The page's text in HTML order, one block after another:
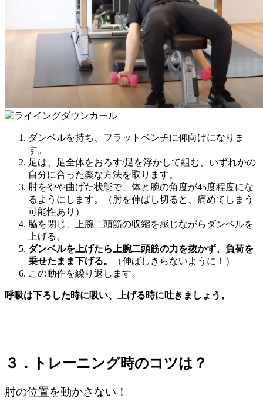
ダンベルを持ち、フラットベンチに仰向けになりま
す。
足は、
足全体をおろす/足を浮かして組む、 いずれかの
自分に合った楽な方法を取ります。
肘をやや曲げた状態で、体と腕の角度が45度程度にな
るようにします。
（肘を伸ばし切ると、痛めてしまう
可能性あり）
脇を閉じ、上腕二頭筋の収縮を感じながらダンベルを
上げる。
ダンベルを上げたら上腕二頭筋の力を抜かず、負荷を
乗せたまま下げる。
（伸ばしきらないように！）
この動作を繰り返します。
呼吸は下ろした時に吸い、上げる時に吐きましょう。
３．トレーニング時のコツは？
肘の位置を動かさない！